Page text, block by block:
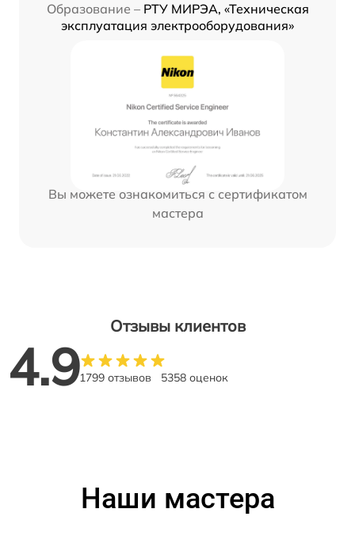
Образование – РТУ МИРЭА, «Техническая
эксплуатация электрооборудования»
Вы можете ознакомиться с сертификатом
мастера
Отзывы клиентов
4.91799 отзывов 5358 оценок
Наши мастера